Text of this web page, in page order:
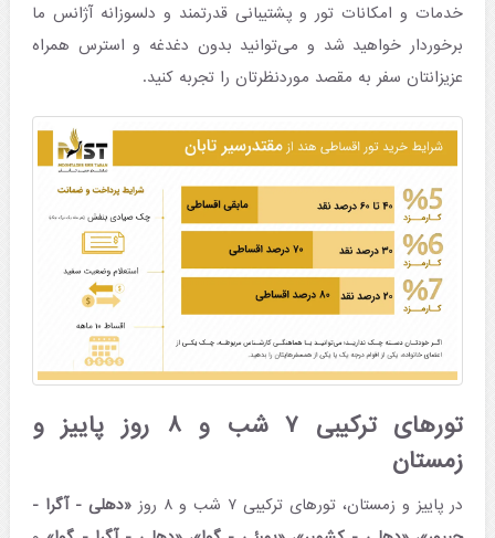
خدمات و امکانات تور و پشتیبانی قدرتمند و دلسوزانه آژانس ما
برخوردار خواهید شد و می‌توانید بدون دغدغه و استرس همراه
عزیزانتان سفر به مقصد موردنظرتان را تجربه کنید.
تورهای ترکیبی ۷ شب و ۸ روز پاییز و
زمستان
در پاییز و زمستان، تورهای ترکیبی ۷ شب و ۸ روز
«دهلی - آگرا -